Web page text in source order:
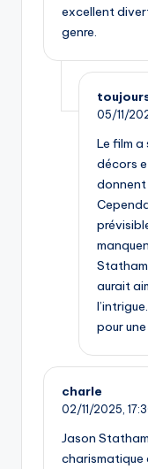
excellent
genre.
05/11/
Le film
décors
donnent
Statham
aurait
pour
charle
02/11/2025,
Jason
charismatique